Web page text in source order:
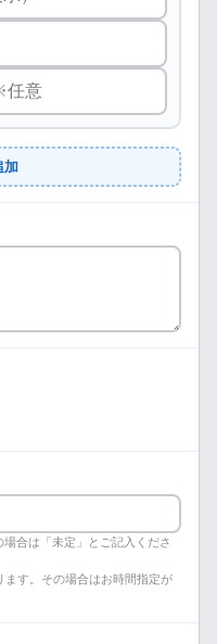
加
合は「未定」とご記入くださ
す。その場合はお時間指定が